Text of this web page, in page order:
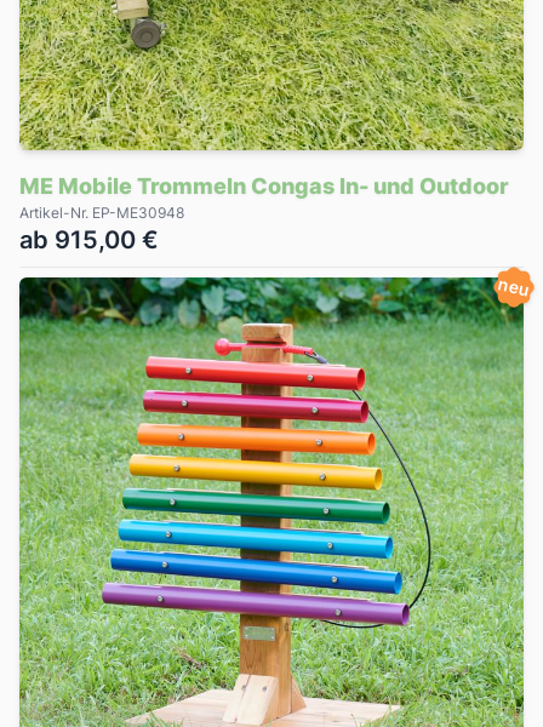
ME Mobile Trommeln Congas In- und Outdoor
Artikel-Nr. EP-ME30948
ab 915,00 €
neu